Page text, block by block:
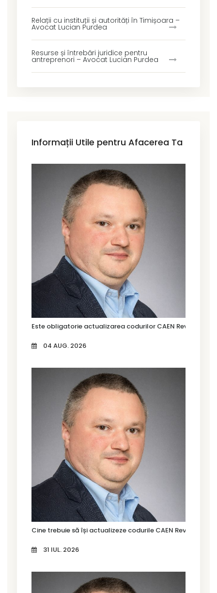
Relații cu instituții și autorități în Timișoara –
Avocat Lucian Purdea
Resurse și întrebări juridice pentru
antreprenori – Avocat Lucian Purdea
Informații Utile pentru Afacerea Ta
Este obligatorie actualizarea codurilor CAEN Rev. 3?
04 AUG. 2026
Cine trebuie să își actualizeze codurile CAEN Rev. 3 în
31 IUL. 2026